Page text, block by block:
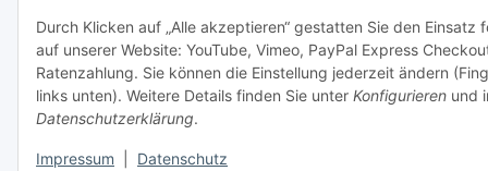
Durch Klicken auf „Alle akzeptieren“ gestatten Sie den Einsatz
auf unserer Website: YouTube, Vimeo, PayPal Express
Ratenzahlung. Sie können die Einstellung jederzeit ändern
links unten). Weitere Details finden Sie unter Konfigurieren und
Datenschutzerklärung.
Impressum Datenschutz